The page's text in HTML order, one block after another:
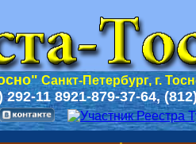
Санкт-Петербург, г.
292-11 8921-879-37-64,